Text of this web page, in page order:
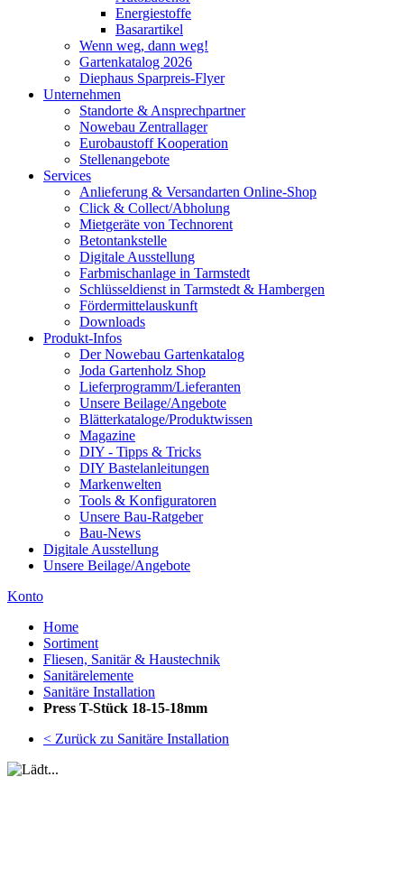
Energiestoffe
Basarartikel
Wenn weg, dann weg!
Gartenkatalog 2026
Diephaus Sparpreis-Flyer
Unternehmen
Standorte & Ansprechpartner
Nowebau Zentrallager
Eurobaustoff Kooperation
Stellenangebote
Services
Anlieferung & Versandarten Online-Shop
Click & Collect/Abholung
Mietgeräte von Technorent
Betontankstelle
Digitale Ausstellung
Farbmischanlage in Tarmstedt
Schlüsseldienst in Tarmstedt & Hambergen
Fördermittelauskunft
Downloads
Produkt-Infos
Der Nowebau Gartenkatalog
Joda Gartenholz Shop
Lieferprogramm/Lieferanten
Unsere Beilage/Angebote
Blätterkataloge/Produktwissen
Magazine
DIY - Tipps & Tricks
DIY Bastelanleitungen
Markenwelten
Tools & Konfiguratoren
Unsere Bau-Ratgeber
Bau-News
Digitale Ausstellung
Unsere Beilage/Angebote
Konto
Home
Sortiment
Fliesen, Sanitär & Haustechnik
Sanitärelemente
Sanitäre Installation
Press T-Stück 18-15-18mm
< Zurück zu Sanitäre Installation